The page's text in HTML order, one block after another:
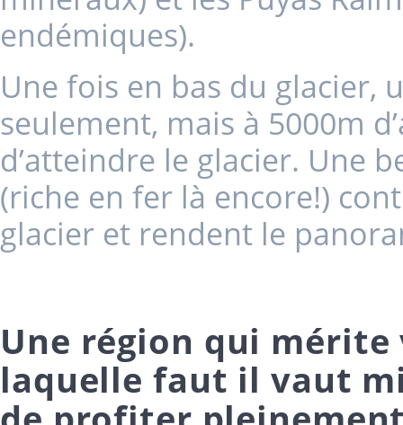
endémiques).
Une fois en bas du glacier,
seulement, mais à 5000m
d’atteindre le glacier. Une
(riche en fer là encore!)
glacier et rendent le
Une région qui
laquelle faut il vaut